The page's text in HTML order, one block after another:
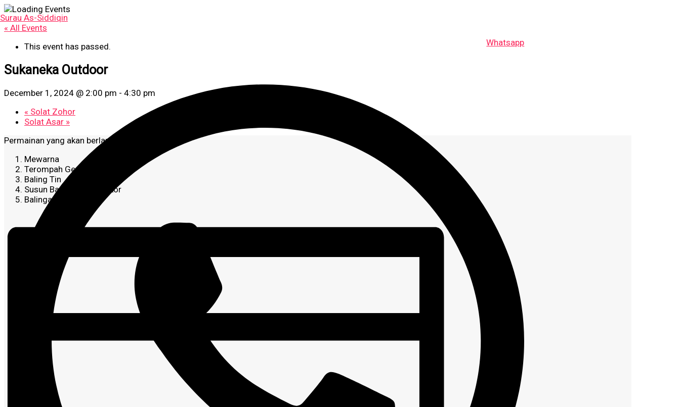
Skip
to
content
Surau As-Siddiqin
Whatsapp
« All Events
This event has passed.
Sukaneka Outdoor
December 1, 2024 @ 2:00 pm - 4:30 pm
« Solat Zohor
Solat Asar »
Permainan yang akan berlangsung
Mewarna
Terompah Gergasi
Baling Tin
Susun Bata @ kepala Ekor
Balingan Cinta